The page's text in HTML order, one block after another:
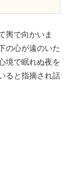
輿で向かいま
の心が遠のいた
境で眠れぬ夜を
ると指摘され話